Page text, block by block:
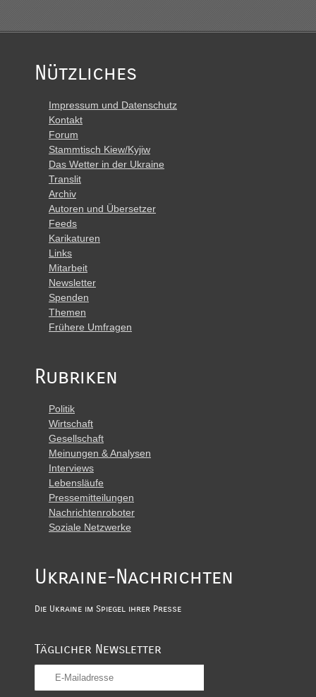
Nützliches
Impressum und Datenschutz
Kontakt
Forum
Stammtisch Kiew/Kyjiw
Das Wetter in der Ukraine
Translit
Archiv
Autoren und Übersetzer
Feeds
Karikaturen
Links
Mitarbeit
Newsletter
Spenden
Themen
Frühere Umfragen
Rubriken
Politik
Wirtschaft
Gesellschaft
Meinungen & Analysen
Interviews
Lebensläufe
Pressemitteilungen
Nachrichtenroboter
Soziale Netzwerke
Ukraine-Nachrichten
Die Ukraine im Spiegel ihrer Presse
Täglicher Newsletter